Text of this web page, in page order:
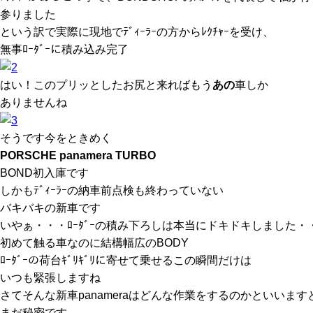
参りました
という訳で実際に現地でﾃﾞｨｰﾗｰの方からﾚｸﾁｬｰを受け、
無事ﾛｰﾀﾞｰに積み込み完了
はい！このプリッとしたお尻と来ればもう あの車しか
ありませんね
そうです今をときめく
PORSCHE panamera TURBO
BOND初入庫です
しかもﾃﾞｨｰﾗｰの納車前点検も終わっていない
バキバキの新車です
いやぁ・・・ﾛｰﾀﾞｰの積み下ろしは本当にドキドキしました・
初めて触る車なのに結構幅広のBODY
ﾛｰﾀﾞｰの荷台ｷﾞﾘｷﾞﾘに寄せて乗せるこの瞬間だけは
いつも緊張しますね
さてそんな新車panameraはどんな作業をするのかといいます